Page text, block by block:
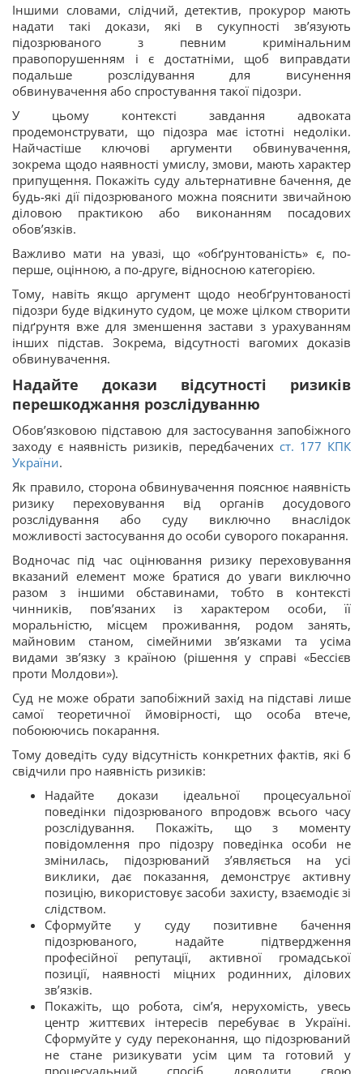
Іншими словами, слідчий, детектив, прокурор мають
надати такі докази, які в сукупності зв’язують
підозрюваного з певним кримінальним
правопорушенням і є достатніми, щоб виправдати
подальше розслідування для висунення
обвинувачення або спростування такої підозри.
У цьому контексті завдання адвоката
продемонструвати, що підозра має істотні недоліки.
Найчастіше ключові аргументи обвинувачення,
зокрема щодо наявності умислу, змови, мають характер
припущення. Покажіть суду альтернативне бачення, де
будь-які дії підозрюваного можна пояснити звичайною
діловою практикою або виконанням посадових
обов’язків.
Важливо мати на увазі, що «обґрунтованість» є, по-
перше, оцінною, а по-друге, відносною категорією.
Тому, навіть якщо аргумент щодо необґрунтованості
підозри буде відкинуто судом, це може цілком створити
підґрунтя вже для зменшення застави з урахуванням
інших підстав. Зокрема, відсутності вагомих доказів
обвинувачення.
Надайте докази відсутності ризиків
перешкоджання розслідуванню
Обов’язковою підставою для застосування запобіжного
заходу є наявність ризиків, передбачених ст. 177 КПК
України.
Як правило, сторона обвинувачення пояснює наявність
ризику переховування від органів досудового
розслідування або суду виключно внаслідок
можливості застосування до особи суворого покарання.
Водночас під час оцінювання ризику переховування
вказаний елемент може братися до уваги виключно
разом з іншими обставинами, тобто в контексті
чинників, пов’язаних із характером особи, її
моральністю, місцем проживання, родом занять,
майновим станом, сімейними зв’язками та усіма
видами зв’язку з країною (рішення у справі «Бессієв
проти Молдови»).
Суд не може обрати запобіжний захід на підставі лише
самої теоретичної ймовірності, що особа втече,
побоюючись покарання.
Тому доведіть суду відсутність конкретних фактів, які б
свідчили про наявність ризиків:
Надайте докази ідеальної процесуальної
поведінки підозрюваного впродовж всього часу
розслідування. Покажіть, що з моменту
повідомлення про підозру поведінка особи не
змінилась, підозрюваний з’являється на усі
виклики, дає показання, демонструє активну
позицію, використовує засоби захисту, взаємодіє зі
слідством.
Сформуйте у суду позитивне бачення
підозрюваного, надайте підтвердження
професійної репутації, активної громадської
позиції, наявності міцних родинних, ділових
зв’язків.
Покажіть, що робота, сім’я, нерухомість, увесь
центр життєвих інтересів перебуває в Україні.
Сформуйте у суду переконання, що підозрюваний
не стане ризикувати усім цим та готовий у
процесуальний спосіб доводити свою